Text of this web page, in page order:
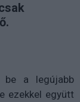
be a legújabb
ezekkel együtt